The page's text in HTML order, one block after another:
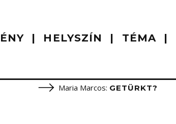
HELYSZÍN TÉMA
Maria Marcos: GETÜRKT?